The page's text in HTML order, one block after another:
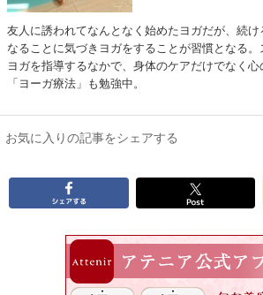
友人に誘われてなんとなく始めたヨガだが、続け
なることに気づきヨガをすることが習慣となる
ヨガを指導するなかで、身体のケアだけでなく
「ヨーガ療法」も勉強中。
お気に入りの記事をシェアする